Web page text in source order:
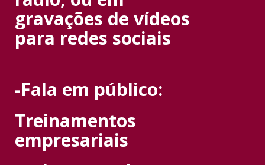
gravações de vídeos
para redes sociais
-Fala em público:
Treinamentos
empresariais